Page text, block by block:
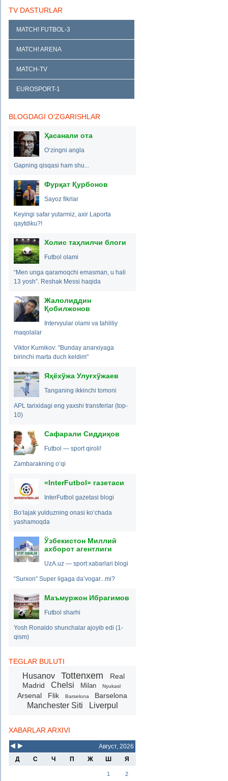
TV DASTURLAR
MATCH! FUTBOL-3
MATCH! ARENA
MATCH-TV
EUROSPORT-1
BLOGDAGI O‘ZGARISHLAR
Ҳасанали ота
O‘zingni angla
Gapning qisqasi ham shu...
Фурқат Қурбонов
Sayoz fikrlar
Keyingi safar yutarmiz, axir Laporta
qaytdiku?!
Холис таҳлилчи блоги
Futbol olami
“Men unga qaramoqchi emasman, u hali
13 yosh”. Reshak Messi haqida
Жалолиддин
Қобилжонов
Intervyular olami va tahliliy
maqolalar
Viktor Kumikov: "Bunday anarxiyaga
birinchi marta duch keldim"
Яҳёхўжа Улуғхўжаев
Tanganing ikkinchi tomoni
APL tarixidagi eng yaxshi transferlar (top-
10)
Сафарали Сиддиқов
Futbol — sport qiroli!
Zambarakning o‘qi
«InterFutbol» газетаси
InterFutbol gazetasi blogi
Bo‘lajak yulduzning onasi ko‘chada
yashamoqda
Ўзбекистон Миллий
ахборот агентлиги
UzA.uz — sport xabarlari blogi
“Surxon” Super ligaga da’vogar...mi?
Маъмуржон Ибрагимов
Futbol sharhi
Yosh Ronaldo shunchalar ajoyib edi (1-
qism)
TEGLAR BULUTI
Husanov Tottenxem
Real
Madrid
Chelsi Milan Nyukasl
Arsenal Flik Barselona Barselona
Manchester Siti Liverpul
XABARLAR ARXIVI
Август, 2026
Д
С Ч П Ж Ш Я
1 2